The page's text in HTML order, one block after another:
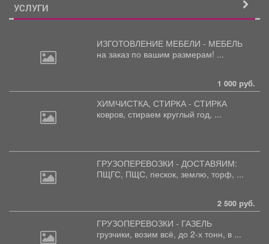
УСЛУГИ
ИЗГОТОВЛЕНИЕ МЕБЕЛИ - МЕБЕЛЬ
на заказ по вашим размерам! ...
1 000 руб.
ХИМЧИСТКА, СТИРКА - СТИРКА
ковров, стираем круглый год, ...
ГРУЗОПЕРЕВОЗКИ - ДОСТАВЯИМ:
ПЩГС, ПЩС, пескок, землю, торф, ...
2 500 руб.
ГРУЗОПЕРЕВОЗКИ - ГАЗЕЛЬ
грузчики, возим всё, до 2-х тонн, в ...